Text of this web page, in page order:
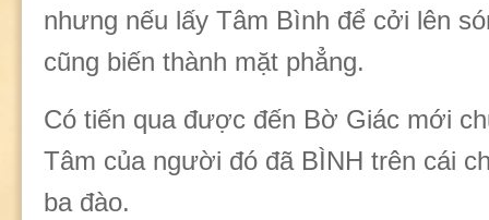
nhưng nếu lấy Tâm Bình để cởi lên
cũng biến thành mặt phẳng.
Có tiến qua được đến Bờ Giác mới
Tâm của người đó đã BÌNH trên cái
ba đào.